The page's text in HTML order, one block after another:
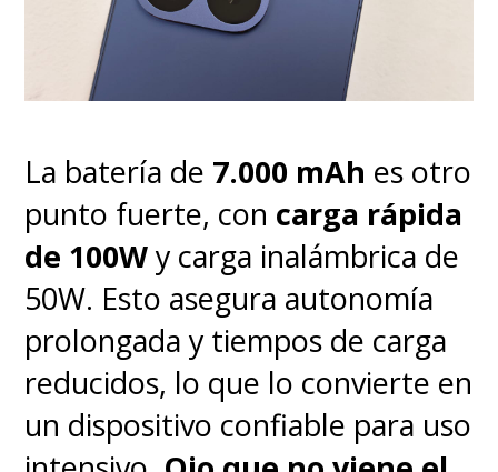
en Chile es de$349.990 , pero si
se busca bien seguro lo
encuentran más bajo.
Lo bueno
Diseño liviano, curvo y con
acabados premium.
Pantalla brillante y validada
por Pantone.
La batería de 7.000 mAh es otro
punto fuerte, con carga rápida
de 100Wy carga inalámbrica de
50W. Esto asegura autonomía
prolongada y tiempos de carga
reducidos, lo que lo convierte en
un dispositivo confiable para uso